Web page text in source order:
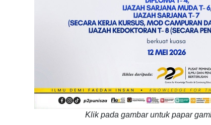
Klik pada gambar untuk papar